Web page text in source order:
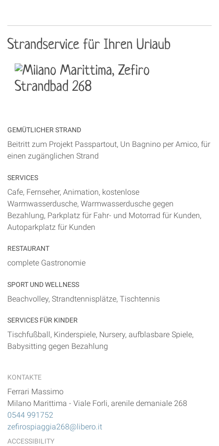
Strandservice für Ihren Urlaub
GEMÜTLICHER STRAND
Beitritt zum Projekt Passpartout, Un Bagnino per Amico, für
einen zugänglichen Strand
SERVICES
Cafe, Fernseher, Animation, kostenlose
Warmwasserdusche, Warmwasserdusche gegen
Bezahlung, Parkplatz für Fahr- und Motorrad für Kunden,
Autoparkplatz für Kunden
RESTAURANT
complete Gastronomie
SPORT UND WELLNESS
Beachvolley, Strandtennisplätze, Tischtennis
SERVICES FÜR KINDER
Tischfußball, Kinderspiele, Nursery, aufblasbare Spiele,
Babysitting gegen Bezahlung
KONTAKTE
Ferrari Massimo
Milano Marittima - Viale Forli, arenile demaniale 268
0544 991752
zefirospiaggia268@libero.it
ACCESSIBILITY